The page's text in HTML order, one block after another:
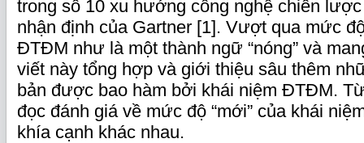
trong số 10 xu hướng công nghệ chiến
nhận định của Gartner [1]. Vượt qua mức
ĐTĐM như là một thành ngữ “nóng” và
viết này tổng hợp và giới thiệu sâu thêm
bản được bao hàm bởi khái niệm ĐTĐM.
đọc đánh giá về mức độ “mới” của khái
khía cạnh khác nhau.